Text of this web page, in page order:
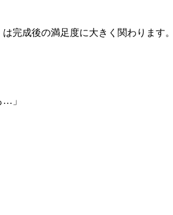
完成後の満足度に大きく関わります。
… 」